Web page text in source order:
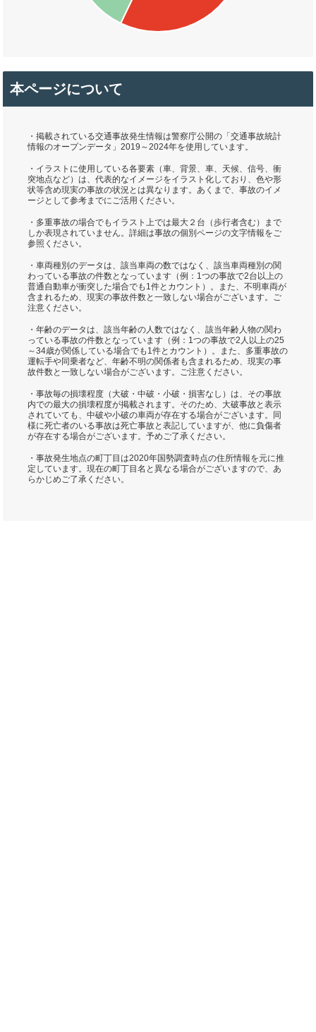
本ページについて
・掲載されている交通事故発生情報は警察庁公開の「交通事故統計
情報のオープンデータ」2019～2024年を使用しています。
・イラストに使用している各要素（車、背景、車、天候、信号、衝
突地点など）は、代表的なイメージをイラスト化しており、色や形
状等含め現実の事故の状況とは異なります。あくまで、事故のイメ
ージとして参考までにご活用ください。
・多重事故の場合でもイラスト上では最大２台（歩行者含む）まで
しか表現されていません。詳細は事故の個別ページの文字情報をご
参照ください。
・車両種別のデータは、該当車両の数ではなく、該当車両種別の関
わっている事故の件数となっています（例：1つの事故で2台以上の
普通自動車が衝突した場合でも1件とカウント）。また、不明車両が
含まれるため、現実の事故件数と一致しない場合がございます。ご
注意ください。
・年齢のデータは、該当年齢の人数ではなく、該当年齢人物の関わ
っている事故の件数となっています（例：1つの事故で2人以上の25
～34歳が関係している場合でも1件とカウント）。また、多重事故の
運転手や同乗者など、年齢不明の関係者も含まれるため、現実の事
故件数と一致しない場合がございます。ご注意ください。
・事故毎の損壊程度（大破・中破・小破・損害なし）は、その事故
内での最大の損壊程度が掲載されます。そのため、大破事故と表示
されていても、中破や小破の車両が存在する場合がございます。同
様に死亡者のいる事故は死亡事故と表記していますが、他に負傷者
が存在する場合がございます。予めご了承ください。
・事故発生地点の町丁目は2020年国勢調査時点の住所情報を元に推
定しています。現在の町丁目名と異なる場合がございますので、あ
らかじめご了承ください。